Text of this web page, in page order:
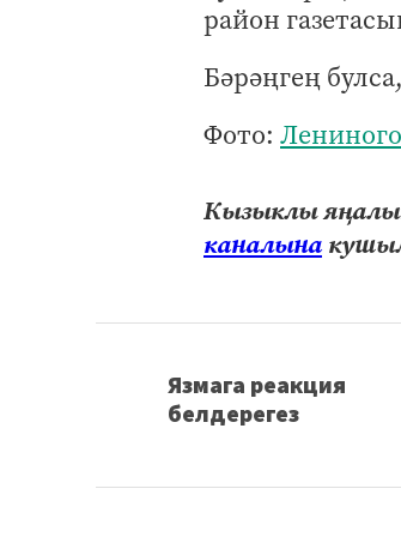
район
Бәрәңгең
Фото:
Кызыклы
каналына
Язмага реакция
белдерегез